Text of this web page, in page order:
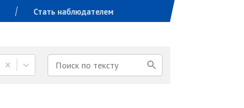
Стать наблюдателем